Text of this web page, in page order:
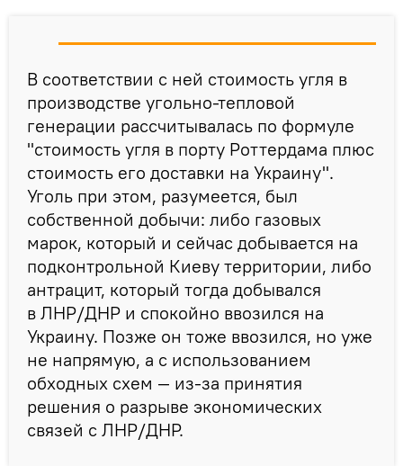
В соответствии с ней стоимость угля в
производстве угольно-тепловой
генерации рассчитывалась по формуле
"стоимость угля в порту Роттердама плюс
стоимость его доставки на Украину".
Уголь при этом, разумеется, был
собственной добычи: либо газовых
марок, который и сейчас добывается на
подконтрольной Киеву территории, либо
антрацит, который тогда добывался
в ЛНР/ДНР и спокойно ввозился на
Украину. Позже он тоже ввозился, но уже
не напрямую, а с использованием
обходных схем — из-за принятия
решения о разрыве экономических
связей с ЛНР/ДНР.